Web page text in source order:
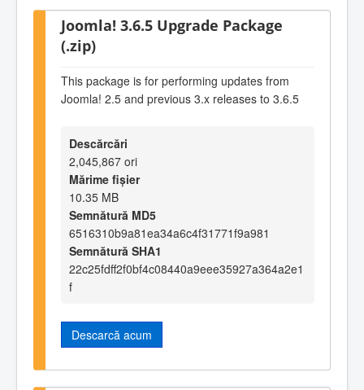
Joomla! 3.6.5 Upgrade Package
(.zip)
This package is for performing updates from
Joomla! 2.5 and previous 3.x releases to 3.6.5
Descărcări
2,045,867 ori
Mărime fișier
10.35 MB
Semnătură MD5
6516310b9a81ea34a6c4f31771f9a981
Semnătură SHA1
22c25fdff2f0bf4c08440a9eee35927a364a2e1
f
Descarcă acum